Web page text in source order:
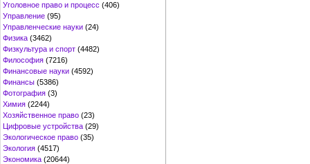
Уголовное право и процесс (406)
Управление (95)
Управленческие науки (24)
Физика (3462)
Физкультура и спорт (4482)
Философия (7216)
Финансовые науки (4592)
Финансы (5386)
Фотография (3)
Химия (2244)
Хозяйственное право (23)
Цифровые устройства (29)
Экологическое право (35)
Экология (4517)
Экономика (20644)